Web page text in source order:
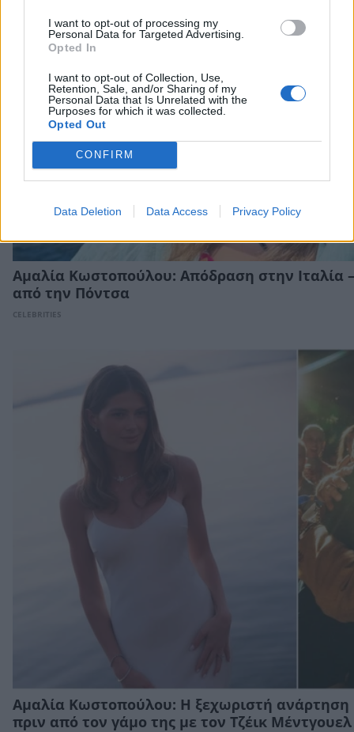
I want to opt-out of processing my
Personal Data for Targeted Advertising.
Opted In
I want to opt-out of Collection, Use,
Retention, Sale, and/or Sharing of my
Personal Data that Is Unrelated with the
Purposes for which it was collected.
Opted Out
CONFIRM
Data Deletion Data Access Privacy Policy
Αμαλία Κωστοπούλου: Απόδραση στην Ιταλία
από την Πόντσα
CELEBRITIES
Aμαλία Κωστοπούλου: Η ξεχωριστή ανάρτηση
πριν από τον γάμο της με τον Τζέικ Μέντγουελ